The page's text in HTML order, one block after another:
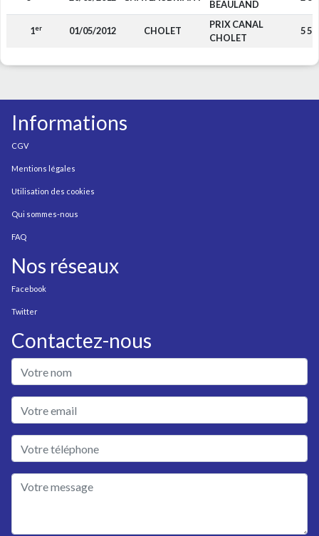
BEAULAND
1er 01/05/2012 CHOLET
PRIX CANAL
CHOLET
5
Informations
CGV
Mentions légales
Utilisation des cookies
Qui sommes-nous
FAQ
Nos réseaux
Facebook
Twitter
Contactez-nous